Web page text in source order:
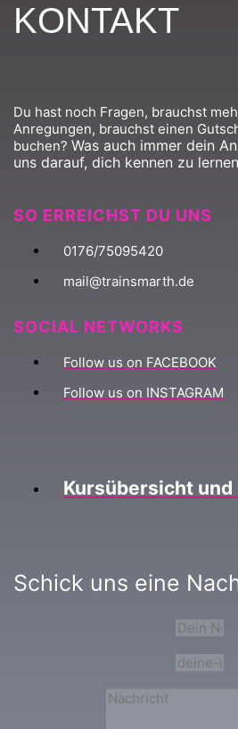
KONTAKT
Du hast noch Fragen, brauchst
Anregungen, brauchst einen
buchen? Was auch immer dein
uns darauf, dich kennen zu
SO ERREICHST DU UNS
0176/75095420
mail@trainsmarth.de
SOCIAL NETWORKS
Follow us on FACEBOOK
Follow us on INSTAGRAM
Kursübersicht und
Schick uns eine